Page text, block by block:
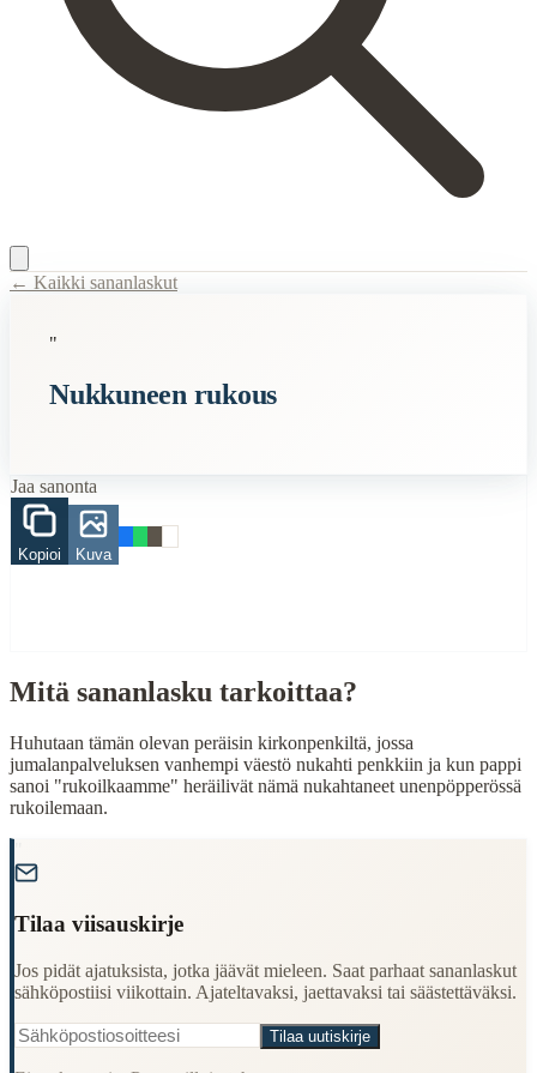
Description: Huhutaan tämän olevan peräisin kirkonpenkiltä, jossa
Aikuisuus
Jumala
Related Topics
Finding Finnish proverbs about specific topics
Learning Finnish language through proverbs
Finding quotes for speeches or writing
Cultural Context
Period: Traditional folk wisdom
← Kaikki sananlaskut
"
Nukkuneen rukous
Jaa sanonta
Kopioi Kuva
Mitä sananlasku tarkoittaa?
Huhutaan tämän olevan peräisin kirkonpenkiltä, jossa
jumalanpalveluksen vanhempi väestö nukahti penkkiin ja kun pappi
sanoi "rukoilkaamme" heräilivät nämä nukahtaneet unenpöpperössä
rukoilemaan.
Tilaa viisauskirje
Jos pidät ajatuksista, jotka jäävät mieleen. Saat parhaat sananlaskut
sähköpostiisi viikottain. Ajateltavaksi, jaettavaksi tai säästettäväksi.
Tilaa uutiskirje